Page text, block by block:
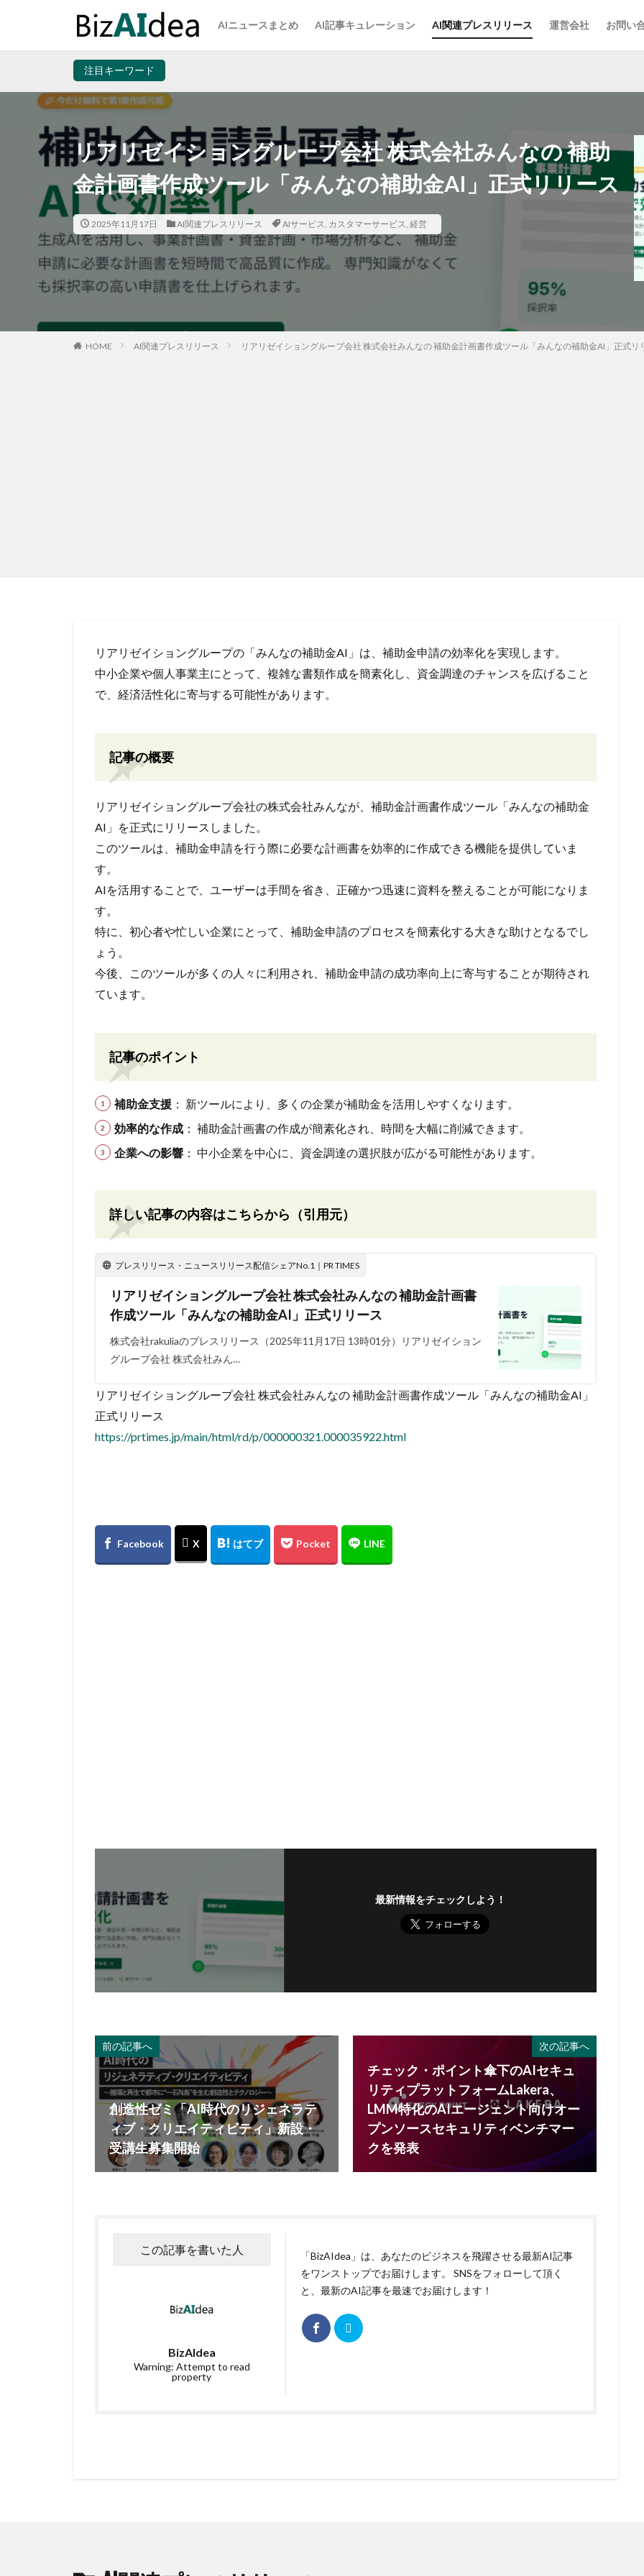
AIニュースまとめ AI記事キュレーション AI関連プレスリリース 運営会社 お問い
注目キーワード
リアリゼイショングループ会社 株式会社みんなの 補助
金計画書作成ツール「みんなの補助金AI」正式リリース
2025年11月17日 AI関連プレスリリース AIサービス, カスタマーサービス, 経営
HOME AI関連プレスリリース リアリゼイショングループ会社 株式会社みんなの 補助金計画書作成ツール「みんなの補助金AI」正式リ
リアリゼイショングループの「みんなの補助金AI」は、補助金申請の効率化を実現します。
中小企業や個人事業主にとって、複雑な書類作成を簡素化し、資金調達のチャンスを広げること
で、経済活性化に寄与する可能性があります。
記事の概要
リアリゼイショングループ会社の株式会社みんなが、補助金計画書作成ツール「みんなの補助金
AI」を正式にリリースしました。
このツールは、補助金申請を行う際に必要な計画書を効率的に作成できる機能を提供していま
す。
AIを活用することで、ユーザーは手間を省き、正確かつ迅速に資料を整えることが可能になりま
す。
特に、初心者や忙しい企業にとって、補助金申請のプロセスを簡素化する大きな助けとなるでし
ょう。
今後、このツールが多くの人々に利用され、補助金申請の成功率向上に寄与することが期待され
ています。
記事のポイント
補助金支援 ： 新ツールにより、多くの企業が補助金を活用しやすくなります。
効率的な作成 ： 補助金計画書の作成が簡素化され、時間を大幅に削減できます。
企業への影響 ： 中小企業を中心に、資金調達の選択肢が広がる可能性があります。
詳しい記事の内容はこちらから（引用元）
プレスリリース・ニュースリリース配信シェアNo.1｜PR TIMES
リアリゼイショングループ会社 株式会社みんなの 補助金計画書
作成ツール「みんなの補助金AI」正式リリース
株式会社rakuliaのプレスリリース（2025年11月17日 13時01分）リアリゼイション
グループ会社 株式会社みん…
リアリゼイショングループ会社 株式会社みんなの 補助金計画書作成ツール「みんなの補助金AI」
正式リリース
https://prtimes.jp/main/html/rd/p/000000321.000035922.html
最新情報をチェックしよう！
前の記事へ
創造性ゼミ「AI時代のリジェネラテ
ィブ・クリエイティビティ」新設・
受講生募集開始
次の記事へ
チェック・ポイント傘下のAIセキュ
リティプラットフォームLakera、
LMM特化のAIエージェント向けオー
プンソースセキュリティベンチマー
クを発表
この記事を書いた人
BizAIdea
Warning: Attempt to read
property
「BizAIdea」は、あなたのビジネスを飛躍させる最新AI記事
をワンストップでお届けします。 SNSをフォローして頂く
と、最新のAI記事を最速でお届けします！